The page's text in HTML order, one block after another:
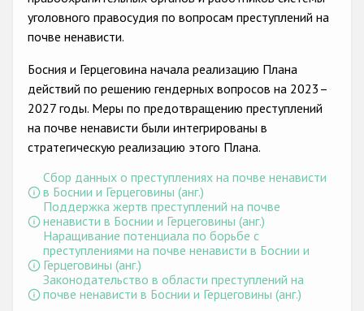
Государства-участники
уголовного правосудия по вопросам преступлений на
почве ненависти.
Босния и Герцеговина начала реализацию Плана
действий по решению гендерных вопросов на 2023–
2027 годы. Меры по предотвращению преступлений
на почве ненависти были интегрированы в
стратегическую реализацию этого Плана.
Сбор данных о преступлениях на почве ненависти
в Боснии и Герцеговины (анг.)
Поддержка жертв преступлений на почве
ненависти в Боснии и Герцеговины (анг.)
Наращивание потенциала по борьбе с
преступлениями на почве ненависти в Боснии и
Герцеговины (анг.)
Законодательство в области преступлений на
почве ненависти в Боснии и Герцеговины (анг.)